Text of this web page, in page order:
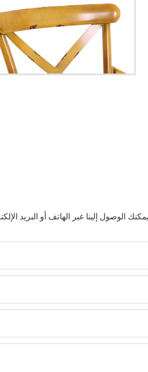
إلينا عبر الهاتف أو البريد